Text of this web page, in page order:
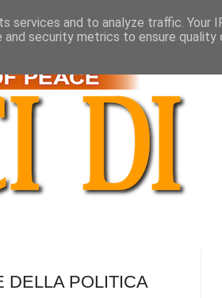
DELLA POLITICA
services and to analyze traffic. Your
security metrics to ensure quality